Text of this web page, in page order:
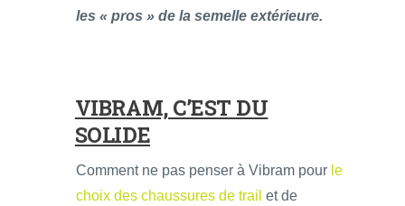
les « pros » de la semelle extérieure.
VIBRAM, C’EST DU
SOLIDE
Comment ne pas penser à Vibram pour le
choix des chaussures de trail et de